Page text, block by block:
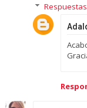
Respuestas